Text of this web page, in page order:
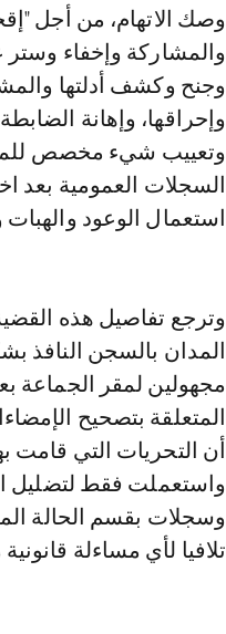
وصك الاتهام، من أجل
والمشاركة وإخفاء
وجنح وكشف أدلتها
وإحراقها، وإهانة
وتعييب شيء مخصص
السجلات العمومية بعد
استعمال الوعود
المدان بالسجن النافذ
مجهولين لمقر الجماعة
المتعلقة بتصحيح
أن التحريات التي قامت
واستعملت فقط لتضليل
وسجلات بقسم الحالة
تلافيا لأي مساءلة